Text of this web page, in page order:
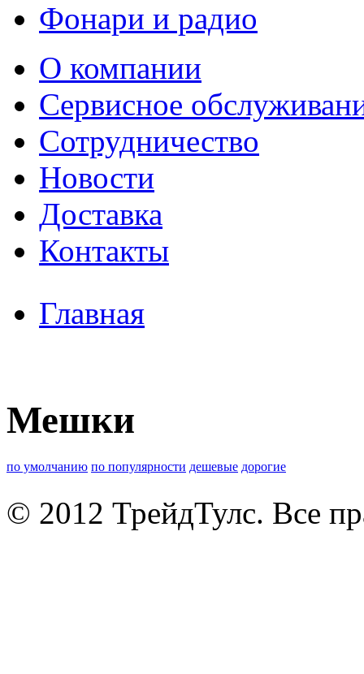
Фонари и радио
О компании
Сервисное
Сотрудничество
Новости
Доставка
Контакты
Главная
Мешки
по умолчанию по популярности дешевые дорогие
© 2012 ТрейдТулс. Все